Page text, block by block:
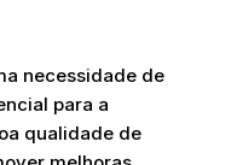
necessidade de
para a
qualidade de